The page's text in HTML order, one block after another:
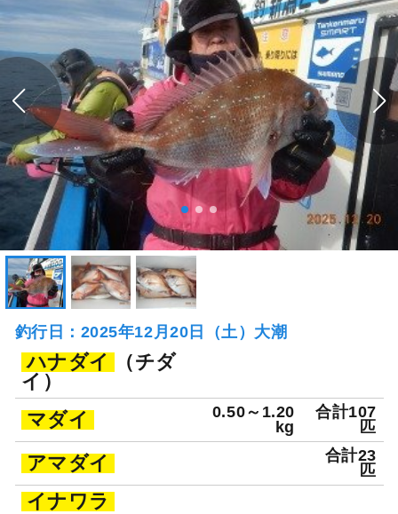
釣行日：2025年12月20日（土）大潮
ハナダイ
（チダ
イ）
マダイ
0.50～1.20
kg
合計107
匹
アマダイ
合計23
匹
イナワラ